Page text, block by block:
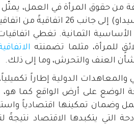
من حقوق المرأة في العمل،
التمييز ضد المرأة (سيداو)
الثمانية. تغطي
للمرأة، مثلما تضمنتهالاتفاقية
العنف والتحرش، وما إلى ذلك.
والمعاهدات الدولية إطاراً
الوضع على أرض الواقع كما
وضمان تمكينها اقتصادياً
التي يتكبدها الاقتصاد